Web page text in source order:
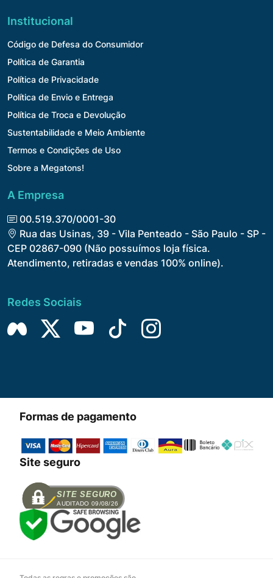
Institucional
Código de Defesa do Consumidor
Política de Garantia
Política de Privacidade
Política de Envio e Entrega
Política de Troca e Devolução
Sustentabilidade e Meio Ambiente
Termos e Condições de Uso
Sobre a Megatons!
A Empresa
00.519.370/0001-30
Rua das Usinas, 39 - Vila Penteado - São Paulo - SP -
CEP 02867-090 (Não possuímos loja física.
Atendimento, retiradas e vendas 100% online).
Redes Sociais
Formas de pagamento
Site seguro
SITE SEGURO
AUDITADO 09/08/26